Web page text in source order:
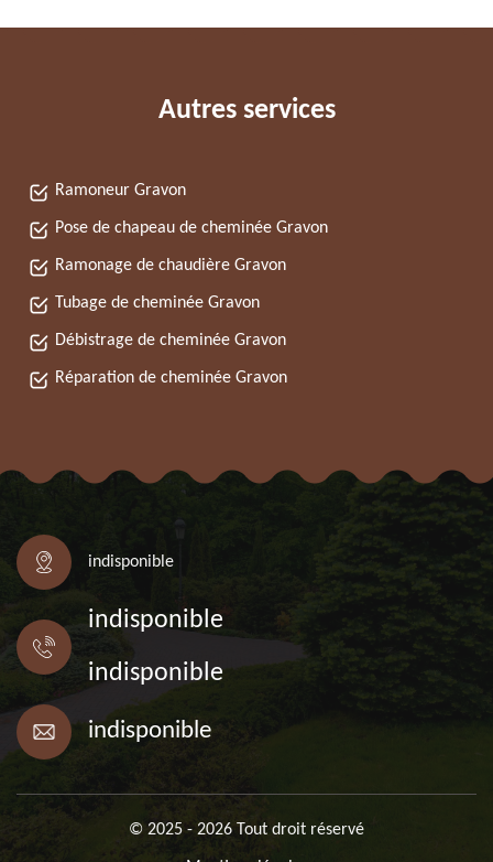
Autres services
Ramoneur Gravon
Pose de chapeau de cheminée Gravon
Ramonage de chaudière Gravon
Tubage de cheminée Gravon
Débistrage de cheminée Gravon
Réparation de cheminée Gravon
indisponible
indisponible
indisponible
indisponible
© 2025 - 2026 Tout droit réservé